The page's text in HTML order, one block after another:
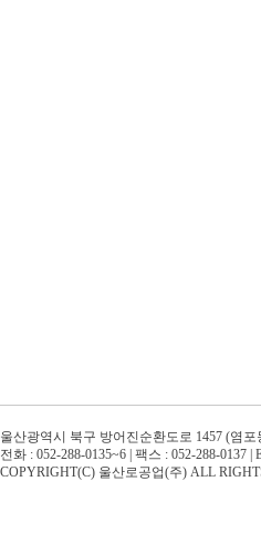
울산광역시 북구 방어진순환도로 1457 (염포
전화 : 052-288-0135~6 | 팩스 : 052-288-0137 |
COPYRIGHT(C) 울산로공업(주) ALL